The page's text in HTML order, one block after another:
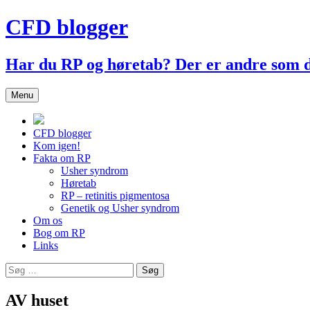
Hop
til
CFD blogger
Har du RP og høretab? Der er andre
Menu
CFD blogger
Kom igen!
Fakta om RP
Usher syndrom
Høretab
RP – retinitis pigmentosa
Genetik og Usher syndrom
Om os
Bog om RP
Links
Søg
efter:
AV huset